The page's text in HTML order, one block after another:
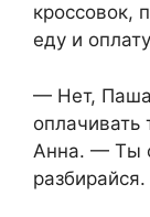
кроссовок,
еду и
— Нет,
оплачивать
Анна. — Ты
разбирайся.